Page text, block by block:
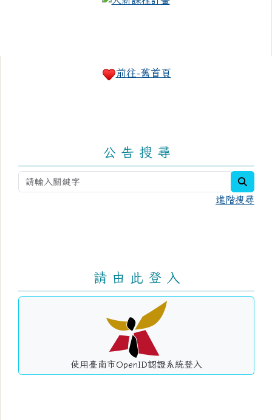
前往-舊首頁
公 告 搜 尋
進階搜尋
請 由 此 登 入
使用臺南市OpenID認證系統登入